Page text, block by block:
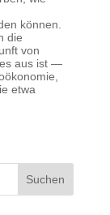
können.
die
von
aus ist —
etwa